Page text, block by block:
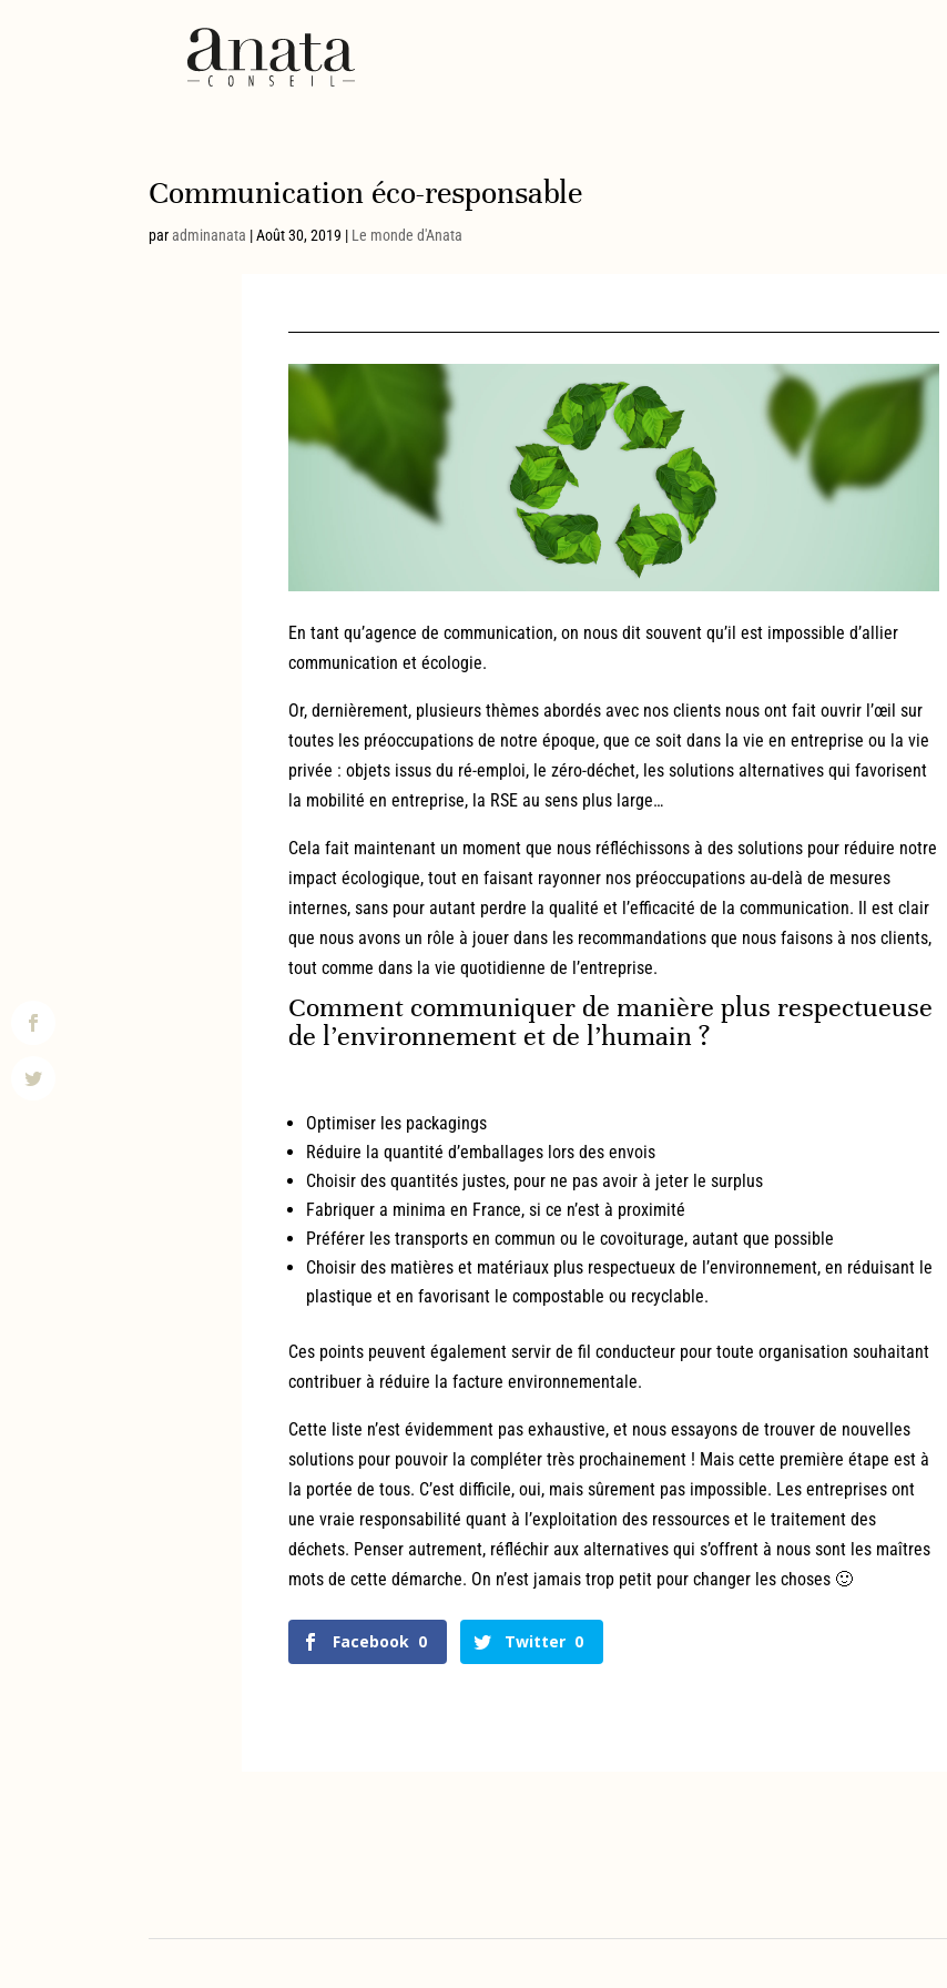
Communication éco-responsable
paradminanata |Août 30, 2019 | Le monde d'Anata
En tant qu’agence de communication, on nous dit souvent qu’il est impossible d’allier
communication et écologie.
Or, dernièrement, plusieurs thèmes abordés avec nos clients nous ont fait ouvrir l’œil sur
toutes les préoccupations de notre époque, que ce soit dans la vie en entreprise ou la vie
privée : objets issus du ré-emploi, le zéro-déchet, les solutions alternatives qui favorisent
la mobilité en entreprise, la RSE au sens plus large…
Cela fait maintenant un moment que nous réfléchissons à des solutions pour réduire notre
impact écologique, tout en faisant rayonner nos préoccupations au-delà de mesures
internes, sans pour autant perdre la qualité et l’efficacité de la communication. Il est clair
que nous avons un rôle à jouer dans les recommandations que nous faisons à nos clients,
tout comme dans la vie quotidienne de l’entreprise.
Comment communiquer de manière plus respectueuse
de l’environnement et de l’humain ?
Optimiser les packagings
Réduire la quantité d’emballages lors des envois
Choisir des quantités justes, pour ne pas avoir à jeter le surplus
Fabriquer a minima en France, si ce n’est à proximité
Préférer les transports en commun ou le covoiturage, autant que possible
Choisir des matières et matériaux plus respectueux de l’environnement, en réduisant le
plastique et en favorisant le compostable ou recyclable.
Ces points peuvent également servir de fil conducteur pour toute organisation souhaitant
contribuer à réduire la facture environnementale.
Cette liste n’est évidemment pas exhaustive, et nous essayons de trouver de nouvelles
solutions pour pouvoir la compléter très prochainement ! Mais cette première étape est à
la portée de tous. C’est difficile, oui, mais sûrement pas impossible. Les entreprises ont
une vraie responsabilité quant à l’exploitation des ressources et le traitement des
déchets. Penser autrement, réfléchir aux alternatives qui s’offrent à nous sont les maîtres
mots de cette démarche. On n’est jamais trop petit pour changer les choses 🙂
Facebook 0 Twitter 0